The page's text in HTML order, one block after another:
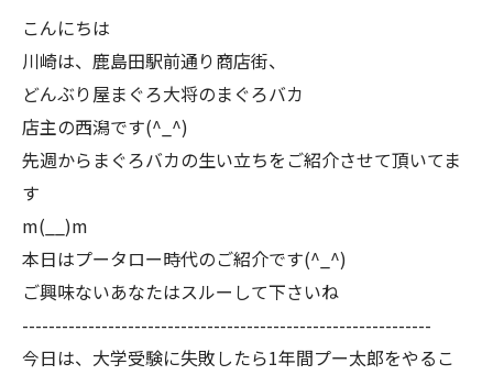
こんにちは
川崎は、鹿島田駅前通り商店街、
どんぶり屋まぐろ大将のまぐろバカ
店主の西潟です(^_^)
先週からまぐろバカの生い立ちをご紹介させて頂いてま
す
m(__)m
本日はプータロー時代のご紹介です(^_^)
ご興味ないあなたはスルーして下さいね
--------------------------------------------------------------
今日は、大学受験に失敗したら1年間プー太郎をやるこ